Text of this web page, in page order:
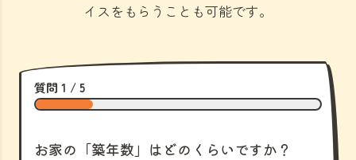
イスをもらうことも可能です。
質問 1 / 5
お家の「築年数」はどのくらいですか？